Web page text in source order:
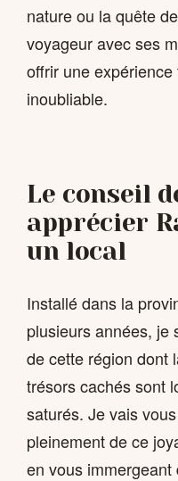
nature ou la quête
voyageur avec ses
offrir une
inoubliable.
Le conseil
apprécier
un local
Installé dans la
plusieurs années, je
de cette région dont
trésors cachés sont
saturés. Je vais
pleinement de ce
en vous